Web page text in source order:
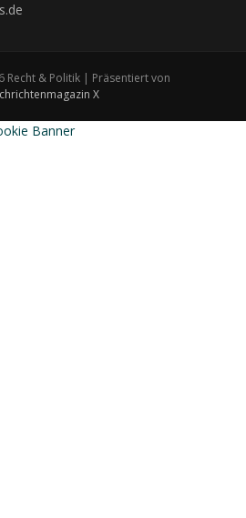
Recht & Politik | Präsentiert von
X
Banner